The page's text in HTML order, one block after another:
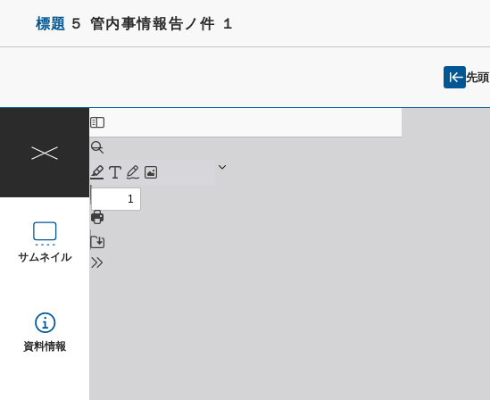
標題 ５ 管内事情報告ノ件 １
先頭
サムネイル
資料情報